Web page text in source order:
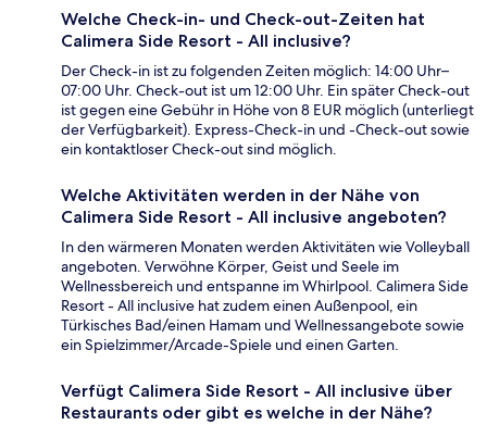
Welche Check-in- und Check-out-Zeiten hat
Calimera Side Resort - All inclusive?
Der Check-in ist zu folgenden Zeiten möglich: 14:00 Uhr–
07:00 Uhr. Check-out ist um 12:00 Uhr. Ein später Check-out
ist gegen eine Gebühr in Höhe von 8 EUR möglich (unterliegt
der Verfügbarkeit). Express-Check-in und -Check-out sowie
ein kontaktloser Check-out sind möglich.
Welche Aktivitäten werden in der Nähe von
Calimera Side Resort - All inclusive angeboten?
In den wärmeren Monaten werden Aktivitäten wie Volleyball
angeboten. Verwöhne Körper, Geist und Seele im
Wellnessbereich und entspanne im Whirlpool. Calimera Side
Resort - All inclusive hat zudem einen Außenpool, ein
Türkisches Bad/einen Hamam und Wellnessangebote sowie
ein Spielzimmer/Arcade-Spiele und einen Garten.
Verfügt Calimera Side Resort - All inclusive über
Restaurants oder gibt es welche in der Nähe?